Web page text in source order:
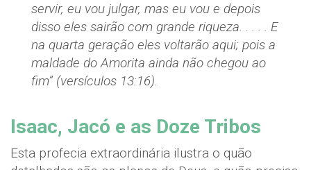
servir, eu vou julgar, mas eu vou e depois
disso eles sairão com grande riqueza. . . . . E
na quarta geração eles voltarão aqui; pois a
maldade do Amorita ainda não chegou ao
fim” (versículos 13:16).
Isaac, Jacó e as Doze Tribos
Esta profecia extraordinária ilustra o quão